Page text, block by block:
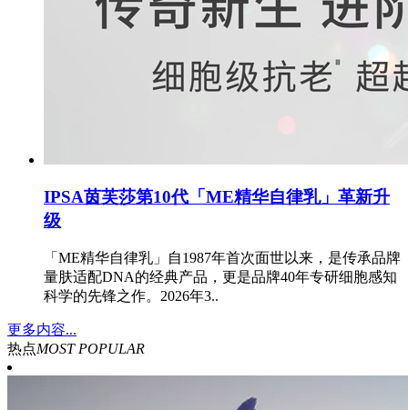
IPSA茵芙莎第10代「ME精华自律乳」革新升
级
「ME精华自律乳」自1987年首次面世以来，是传承品牌
量肤适配DNA的经典产品，更是品牌40年专研细胞感知
科学的先锋之作。2026年3..
更多内容...
热点MOST POPULAR